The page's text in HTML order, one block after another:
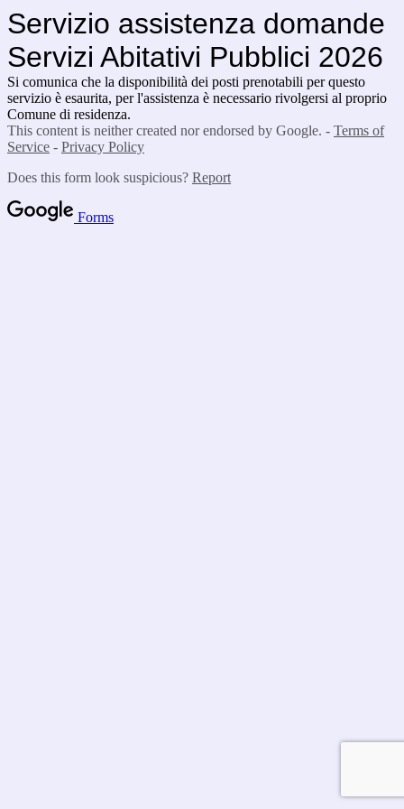
Servizio assistenza domande
Servizi Abitativi Pubblici 2026
Si comunica che la disponibilità dei posti prenotabili per questo
servizio è esaurita, per l'assistenza è necessario rivolgersi al proprio
Comune di residenza.
This content is neither created nor endorsed by Google. - Terms of
Service - Privacy Policy
Does this form look suspicious? Report
Forms